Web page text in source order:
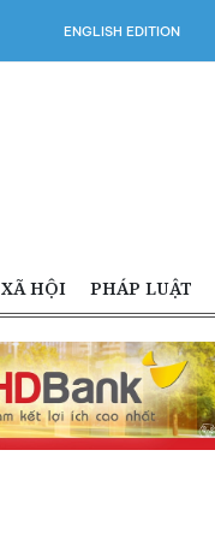
ENGLISH EDITION
XÃ HỘI PHÁP LUẬT